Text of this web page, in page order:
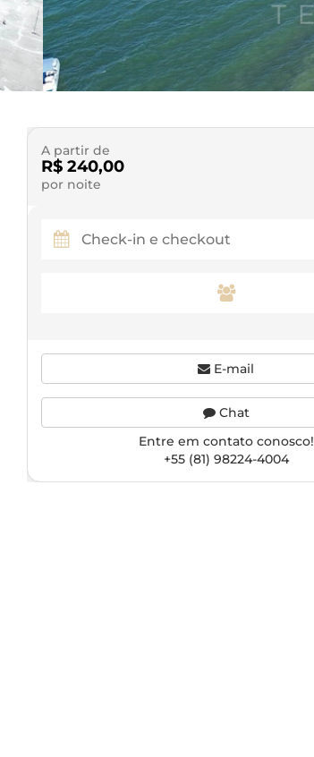
A partir de
R$ 240,00
por noite
E-mail
Chat
Entre em contato conosco!
+55 (81) 98224-4004